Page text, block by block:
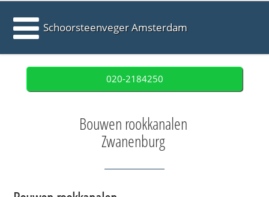
Schoorsteenveger Amsterdam
020-2184250
Bouwen rookkanalen
Zwanenburg